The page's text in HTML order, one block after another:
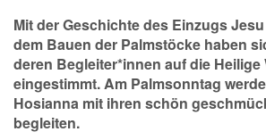
Mit der Geschichte des Einzugs
dem Bauen der Palmstöcke haben
deren Begleiter*innen auf die Heilige
eingestimmt. Am Palmsonntag
Hosianna mit ihren schön
begleiten.